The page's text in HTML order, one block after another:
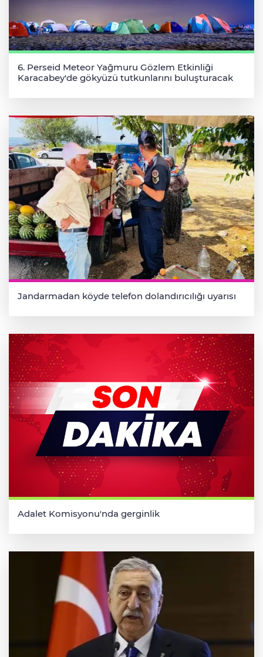
6. Perseid Meteor Yağmuru Gözlem Etkinliği
Karacabey'de gökyüzü tutkunlarını buluşturacak
Jandarmadan köyde telefon dolandırıcılığı uyarısı
Adalet Komisyonu'nda gerginlik